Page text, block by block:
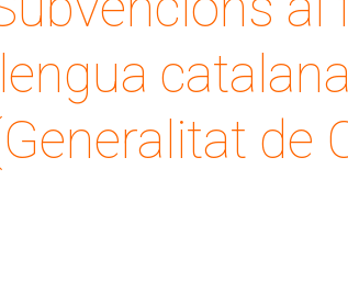
catalana
de